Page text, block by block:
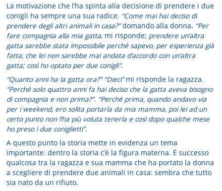
La motivazione che l’ha spinta alla decisione di prendere i due
conigli ha sempre una sua radice. “Come mai hai deciso di
prendere degli altri animali in casa?”domando alla donna. “Per
fare compagnia alla mia gatta, mi risponde; prendere un’altra
gatta sarebbe stata impossibile perché sapevo, per esperienza già
fatta, che lei non sarebbe mai andata d’accordo con un’altra
gatta; così ho optato per due conigli".
“Quanto anni ha la gatta ora?” “Dieci”mi risponde la ragazza.
“Perché solo quattro anni fa hai deciso che la gatta aveva bisogno
di compagnia e non prima?”. “Perché prima, quando andavo via
per i weekend, ero solita portarla da mia mamma, poi lei ad un
certo punto non l’ha più voluta tenerla e così dopo qualche mese
ho preso i due coniglietti”.
A questo punto la storia mette in evidenza un tema
importante: dentro la storia c’è la figura materna. È successo
qualcosa tra la ragazza e sua mamma che ha portato la donna
a scegliere di prendere due animali in casa: sembra che tutto
sia nato da un rifiuto.